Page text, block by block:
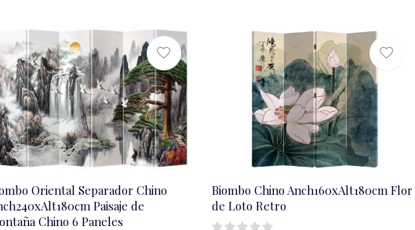
Oriental Separador Chino
Paisaje de
Chino 6 Paneles
Biombo Chino Anch160xAlt180cm Flor
de Loto Retro